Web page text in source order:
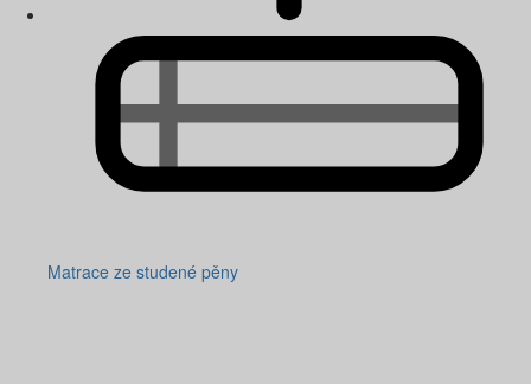
Matrace ze studené pěny